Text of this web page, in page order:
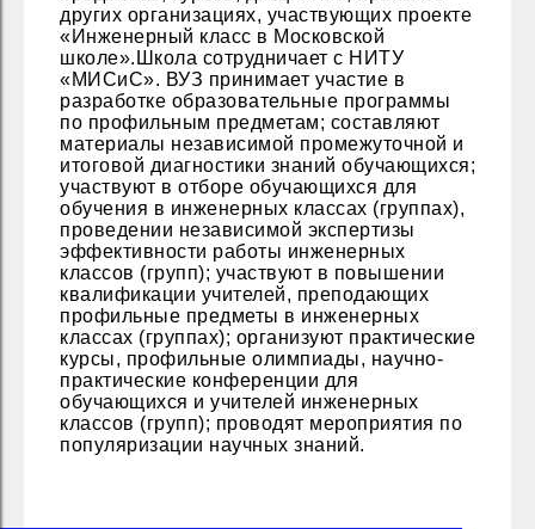
других организациях, участвующих проекте
«Инженерный класс в Московской
школе».Школа сотрудничает с НИТУ
«МИСиС». ВУЗ принимает участие в
разработке образовательные программы
по профильным предметам; составляют
материалы независимой промежуточной и
итоговой диагностики знаний обучающихся;
участвуют в отборе обучающихся для
обучения в инженерных классах (группах),
проведении независимой экспертизы
эффективности работы инженерных
классов (групп); участвуют в повышении
квалификации учителей, преподающих
профильные предметы в инженерных
классах (группах); организуют практические
курсы, профильные олимпиады, научно-
практические конференции для
обучающихся и учителей инженерных
классов (групп); проводят мероприятия по
популяризации научных знаний.